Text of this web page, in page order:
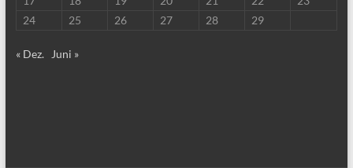
24
25 26 27 28 29
« Dez. Juni »